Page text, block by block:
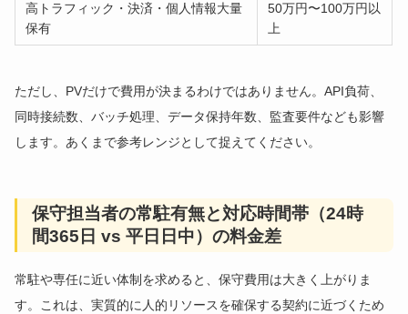
高トラフィック・決済・個人情報大量
保有
50万円〜100万円以
上
ただし、PVだけで費用が決まるわけではありません。API負荷、
同時接続数、バッチ処理、データ保持年数、監査要件なども影響
します。あくまで参考レンジとして捉えてください。
保守担当者の常駐有無と対応時間帯（24時
間365日 vs 平日日中）の料金差
常駐や専任に近い体制を求めると、保守費用は大きく上がりま
す。これは、実質的に人的リソースを確保する契約に近づくため